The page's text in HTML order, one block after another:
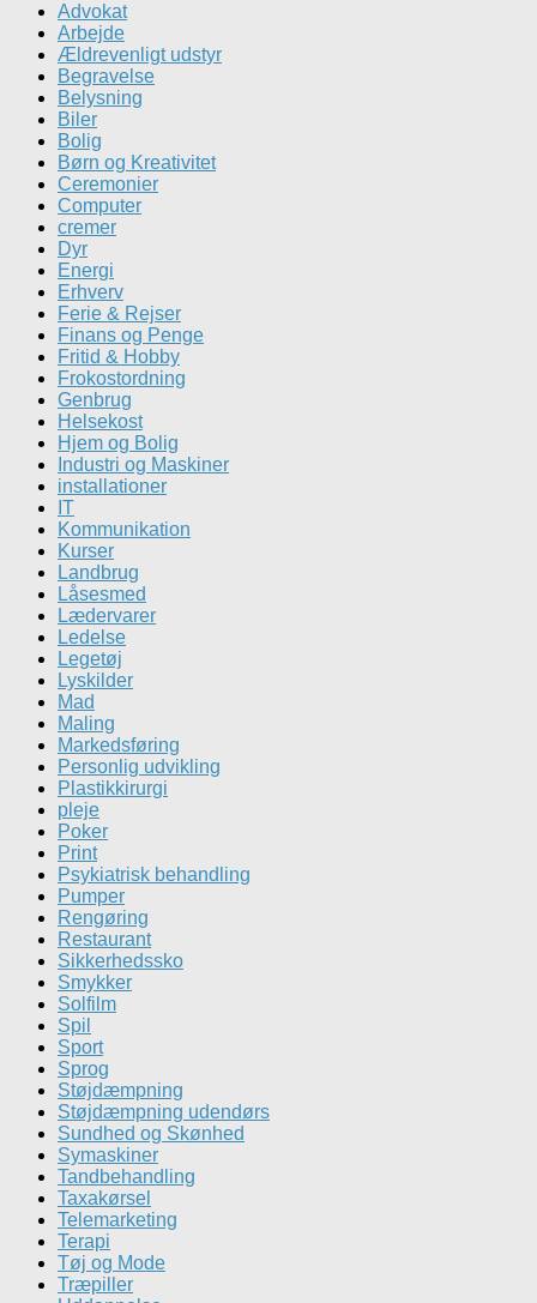
Advokat
Arbejde
Ældrevenligt udstyr
Begravelse
Belysning
Biler
Bolig
Børn og Kreativitet
Ceremonier
Computer
cremer
Dyr
Energi
Erhverv
Ferie & Rejser
Finans og Penge
Fritid & Hobby
Frokostordning
Genbrug
Helsekost
Hjem og Bolig
Industri og Maskiner
installationer
IT
Kommunikation
Kurser
Landbrug
Låsesmed
Lædervarer
Ledelse
Legetøj
Lyskilder
Mad
Maling
Markedsføring
Personlig udvikling
Plastikkirurgi
pleje
Poker
Print
Psykiatrisk behandling
Pumper
Rengøring
Restaurant
Sikkerhedssko
Smykker
Solfilm
Spil
Sport
Sprog
Støjdæmpning
Støjdæmpning udendørs
Sundhed og Skønhed
Symaskiner
Tandbehandling
Taxakørsel
Telemarketing
Terapi
Tøj og Mode
Træpiller